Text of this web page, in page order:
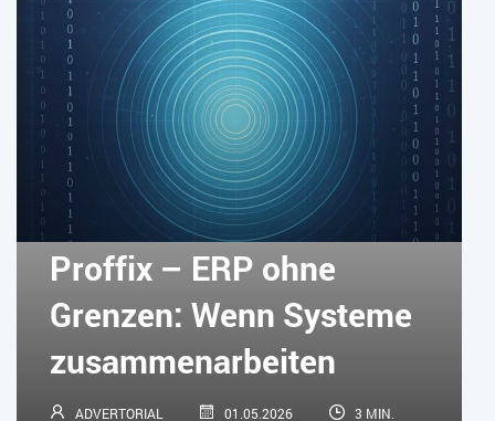
ERP FALLSTUDIEN FERTIGUNG FINANZSOFTWARE
HANDEL HR INDUSTRIE 4.0
IT AUS- UND WEITERBILDUNG IT-INFRASTRUKTUR
IT-JOBS IT-SERVICE MANAGEMENT KI IM ERP
KÜNSTLICHE INTELLIGENZ LOGISTIK LOHN
Proffix – ERP ohne
Grenzen: Wenn Systeme
zusammenarbeiten
ADVERTORIAL 01.05.2026 3 MIN.